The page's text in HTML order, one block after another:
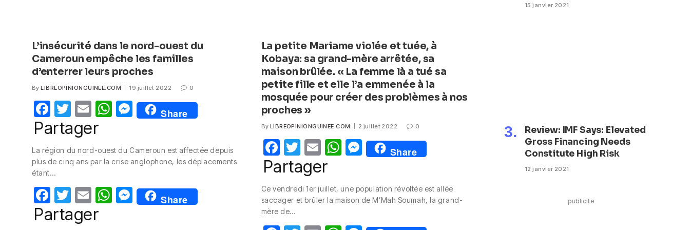
L’insécurité dans le nord-ouest du
Cameroun empêche les familles
d’enterrer leurs proches
By LIBREOPINIONGUINEE.COM 19 juillet 2022 0
F
a
e
b
o
o
k
T
w
itt
er
E
m
W
s
p
p
M
e
e
g
er
Share
Partager
La région du nord-ouest du Cameroun est affectée depuis
plus de cinq ans par la crise anglophone, les déplacements
étant…
F
a
T
w
E
m
W M
e
Share
Partager
La petite Mariame violée et tuée, à
Kobaya: sa grand-mère arrêtée, sa
maison brûlée. « La femme là a tué sa
petite fille et elle l’a emmenée à la
mosquée pour créer des problèmes à nos
proches »
By LIBREOPINIONGUINEE.COM 2 juillet 2022 0
F
a
e
b
T
w
itt
er
E
m
W
s
M
e
e
Share
Partager
Ce vendredi 1er juillet, une population révoltée est allée
saccager et brûler la maison de M’Mah Soumah, la grand-
mère de…
15 janvier 2021
Review: IMF Says: Elevated
Gross Financing Needs
Constitute High Risk
12 janvier 2021
publicite